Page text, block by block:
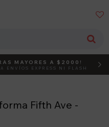

EL CÓDIGO
MAYORES A $2000!
ENVÍOS EXPRESS NI FLASH
Fifth Ave -